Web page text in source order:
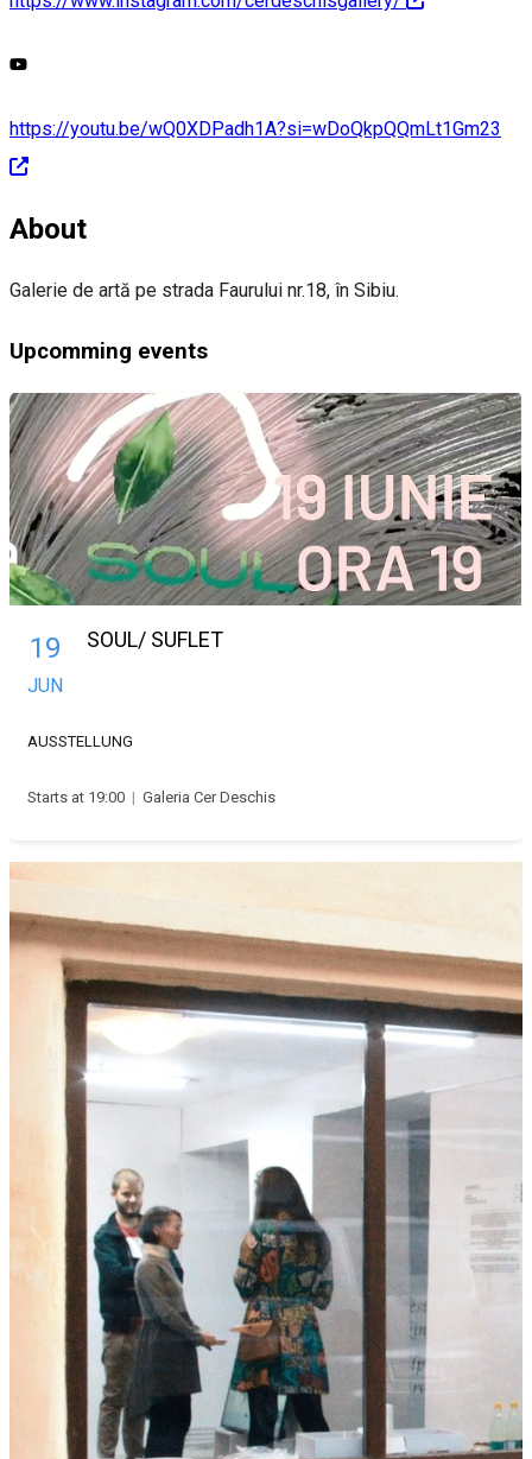
https://youtu.be/wQ0XDPadh1A?si=wDoQkpQQmLt1Gm23
About
Galerie de artă pe strada Faurului nr.18, în Sibiu.
Upcomming events
19
JUN
SOUL/ SUFLET
AUSSTELLUNG
Starts at 19:00 | Galeria Cer Deschis